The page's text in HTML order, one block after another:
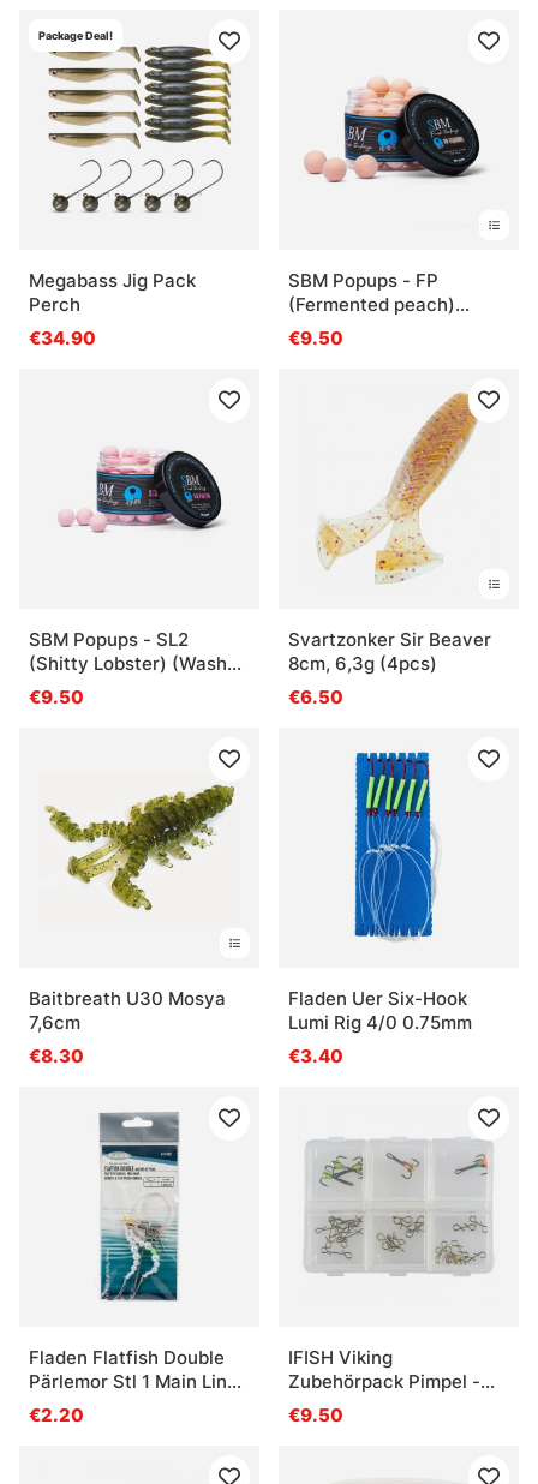
Häufige Fragen zu Kunstködern
Was sind Kunstköder?
Was ist ein Jerkbait?
Was ist ein Tailbait?
Package Deal!
Megabass Jig Pack
Perch
€34.90
SBM Popups - FP
(Fermented peach)
(Washed out)
€9.50
SBM Popups - SL2
(Shitty Lobster) (Washed
out), Pink/Purple, 18mm
€9.50
Svartzonker Sir Beaver
8cm, 6,3g (4pcs)
€6.50
Baitbreath U30 Mosya
7,6cm
€8.30
Fladen Uer Six-Hook
Lumi Rig 4/0 0.75mm
€3.40
Fladen Flatfish Double
Pärlemor Stl 1 Main Line
0.50mm, Leader 0.40mm
€2.20
IFISH Viking
Zubehörpack Pimpel -
Barsch
€9.50